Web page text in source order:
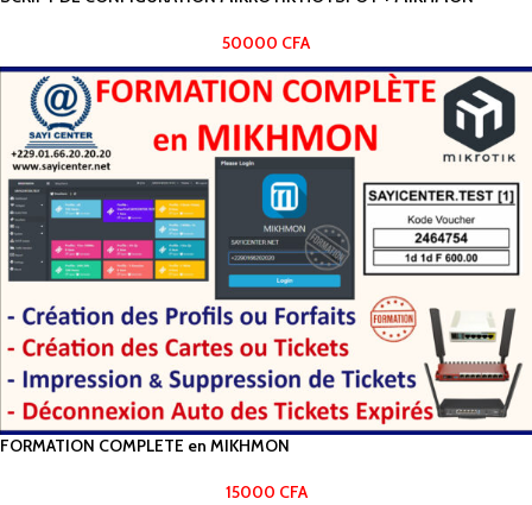
50000 CFA
FORMATION COMPLETE en MIKHMON
15000 CFA